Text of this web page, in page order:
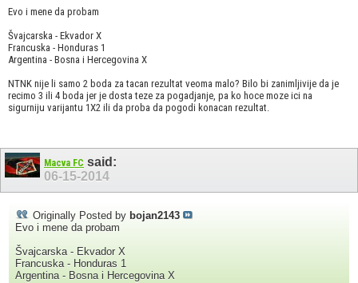
Evo i mene da probam
Švajcarska - Ekvador X
Francuska - Honduras 1
Argentina - Bosna i Hercegovina X
NTNK nije li samo 2 boda za tacan rezultat veoma malo? Bilo bi zanimljivije da je
recimo 3 ili 4 boda jer je dosta teze za pogadjanje, pa ko hoce moze ici na
sigurniju varijantu 1X2 ili da proba da pogodi konacan rezultat.
Macva FC said:
06-15-2014
Originally Posted by bojan2143
Evo i mene da probam
Švajcarska - Ekvador X
Francuska - Honduras 1
Argentina - Bosna i Hercegovina X